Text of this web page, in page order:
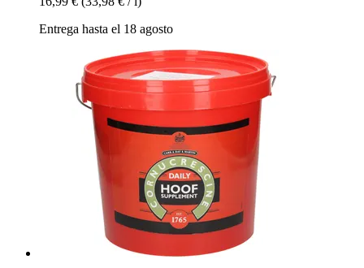
Entrega hasta el 18 agosto